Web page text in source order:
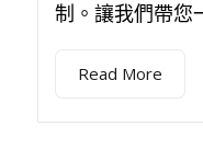
制。讓我們帶您
Read More